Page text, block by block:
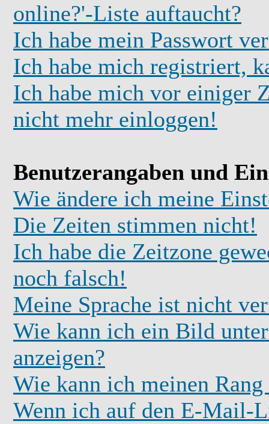
online?'-Liste auftaucht?
Ich habe mein Passwort
Ich habe mich registriert,
Ich habe mich vor einiger
nicht mehr einloggen!
Benutzerangaben und
Wie ändere ich meine
Die Zeiten stimmen nicht!
Ich habe die Zeitzone
noch falsch!
Meine Sprache ist nicht
Wie kann ich ein Bild
anzeigen?
Wie kann ich meinen Rang
Wenn ich auf den E-Mail-